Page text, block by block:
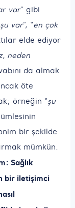
var” gibi
var”, “en çok
elde ediyor
neden
da almak
öte
örneğin “şu
bir şekilde
mümkün.
Sağlık
bir iletişimci